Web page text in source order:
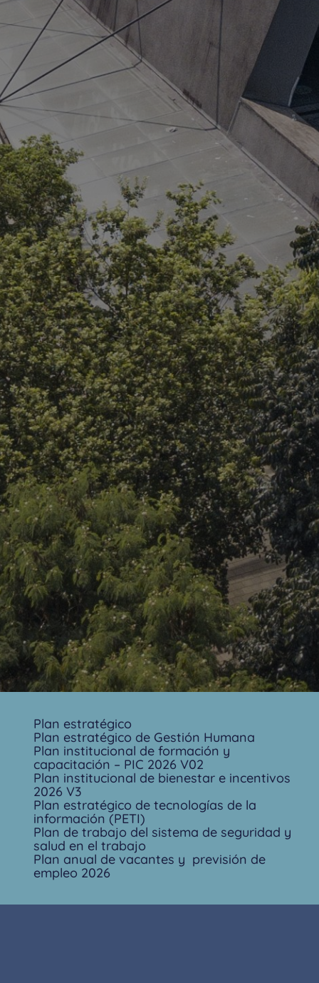
Plan estratégico
Plan estratégico de Gestión Humana
Plan institucional de formación y
capacitación – PIC 2026 V02
Plan institucional de bienestar e incentivos
2026 V3
Plan estratégico de tecnologías de la
información (PETI)
Plan de trabajo del sistema de seguridad y
salud en el trabajo
Plan anual de vacantes y previsión de
empleo 2026